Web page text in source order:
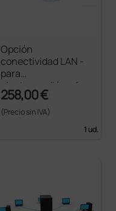
Opción
conectividad LAN -
para
electrocardiógrafos
Cardioline línea S
258,00 €
(Precio sin IVA)
1 ud.